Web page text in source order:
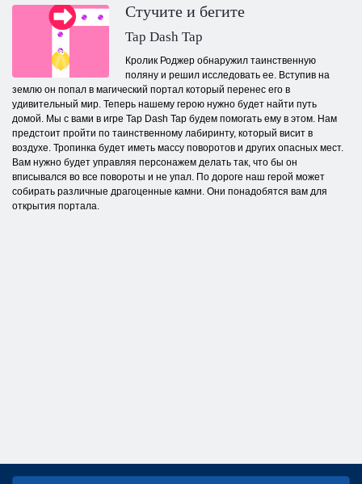
Стучите и бегите
Tap Dash Tap
Кролик Роджер обнаружил таинственную
поляну и решил исследовать ее. Вступив на
землю он попал в магический портал который перенес его в
удивительный мир. Теперь нашему герою нужно будет найти путь
домой. Мы с вами в игре Tap Dash Tap будем помогать ему в этом. Нам
предстоит пройти по таинственному лабиринту, который висит в
воздухе. Тропинка будет иметь массу поворотов и других опасных мест.
Вам нужно будет управляя персонажем делать так, что бы он
вписывался во все повороты и не упал. По дороге наш герой может
собирать различные драгоценные камни. Они понадобятся вам для
открытия портала.